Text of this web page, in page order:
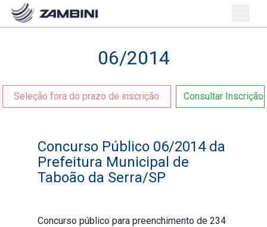
06/2014
Seleção fora do prazo de inscrição Consultar Inscrição
Concurso Público 06/2014 da
Prefeitura Municipal de
Taboão da Serra/SP
Concurso público para preenchimento de 234